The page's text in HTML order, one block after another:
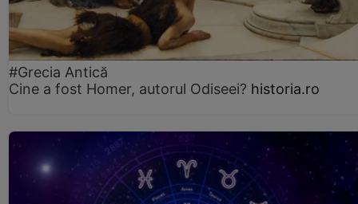
#Grecia Antică
Cine a fost Homer, autorul Odiseei? historia.ro